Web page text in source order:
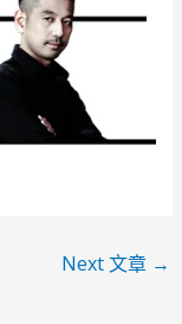
Next 文章 →